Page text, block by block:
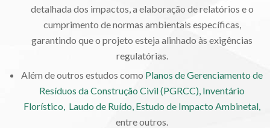
detalhada dos impactos, a elaboração de relatórios e o
cumprimento de normas ambientais específicas,
garantindo que o projeto esteja alinhado às exigências
regulatórias.
Além de outros estudos como Planos de Gerenciamento de
Resíduos da Construção Civil (PGRCC), Inventário
Florístico, Laudo de Ruído, Estudo de Impacto Ambinetal,
entre outros.